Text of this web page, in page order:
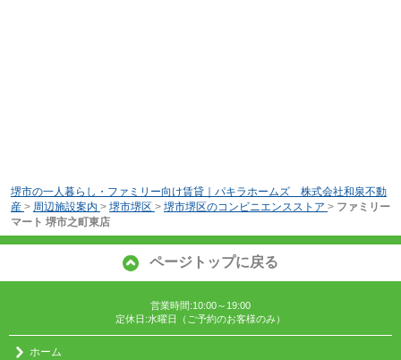
堺市の一人暮らし・ファミリー向け賃貸｜パキラホームズ 株式会社和泉不動
産 > 周辺施設案内 > 堺市堺区 > 堺市堺区のコンビニエンスストア > ファミリー
マート 堺市之町東店
ページトップに戻る
営業時間:10:00～19:00
定休日:水曜日（ご予約のお客様のみ）
ホーム